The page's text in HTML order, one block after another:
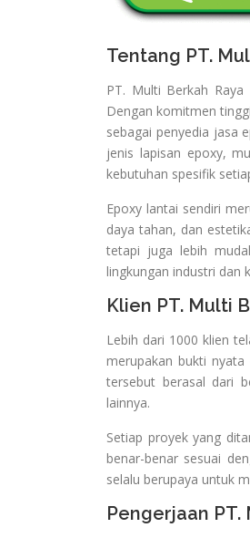
Tentang PT.
PT. Multi Berkah
Dengan komitmen
sebagai penyedia jasa
jenis lapisan epoxy,
kebutuhan spesifik
Epoxy lantai sendiri
daya tahan, dan
tetapi juga lebih
lingkungan industri dan
Klien PT. Multi
Lebih dari 1000 klien
merupakan bukti nyata
tersebut berasal dari
lainnya.
Setiap proyek yang
benar-benar sesuai
selalu berupaya untuk
Pengerjaan